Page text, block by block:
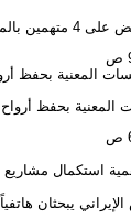
في المحافظة
المعنية بحفظ أرواح
استكمال مشاريع
يبحثان